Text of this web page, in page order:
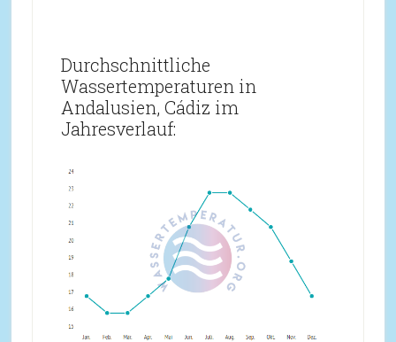
Durchschnittliche
Wassertemperaturen in
Andalusien, Cádiz im
Jahresverlauf: